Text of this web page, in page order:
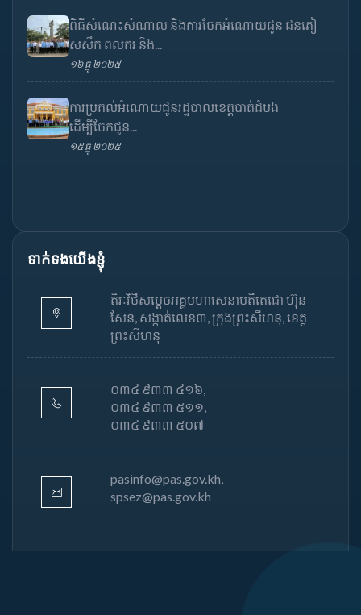
ពិធីសំណេះសំណាល និងការចែកអំណោយជូន ជនភៀ
សសឹក ពលករ និង...
១៦ ធ្នូ ២០២៥
ការប្រគល់អំណោយជូនរដ្ឋបាលខេត្តបាត់ដំបង
ដើម្បីចែកជូន...
១៥ ធ្នូ ២០២៥
ទាក់ទងយើងខ្ញុំ
តិរៈវិថីសម្តេចអគ្គមហាសេនាបតីតេជោ ហ៊ុន
សែន, សង្កាត់លេខ៣, ក្រុងព្រះសីហនុ, ខេត្ត
ព្រះសីហនុ
០៣៤ ៩៣៣ ៤១៦,
០៣៤ ៩៣៣ ៥១១,
០៣៤ ៩៣៣ ៥០៧
pasinfo@pas.gov.kh,
spsez@pas.gov.kh